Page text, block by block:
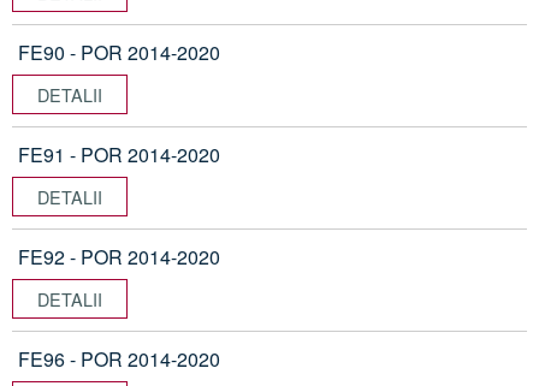
FE90 - POR 2014-2020
DETALII
FE91 - POR 2014-2020
DETALII
FE92 - POR 2014-2020
DETALII
FE96 - POR 2014-2020